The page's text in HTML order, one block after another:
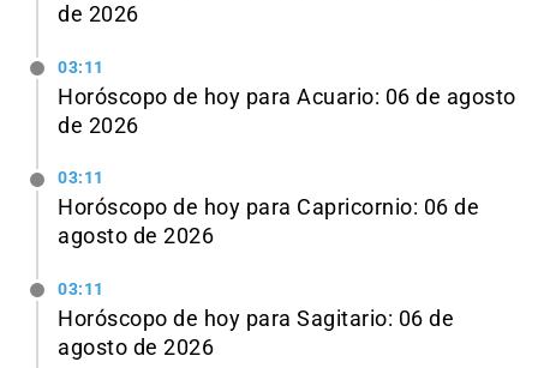
de 2026
03:11
Horóscopo de hoy para Acuario: 06 de agosto
de 2026
03:11
Horóscopo de hoy para Capricornio: 06 de
agosto de 2026
03:11
Horóscopo de hoy para Sagitario: 06 de
agosto de 2026